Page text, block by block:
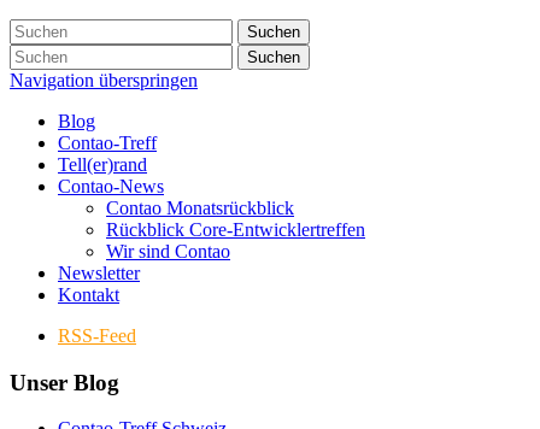
Suchen
Suchen
Navigation überspringen
Blog
Contao-Treff
Tell(er)rand
Contao-News
Contao Monatsrückblick
Rückblick Core-Entwicklertreffen
Wir sind Contao
Newsletter
Kontakt
RSS-Feed
Unser Blog